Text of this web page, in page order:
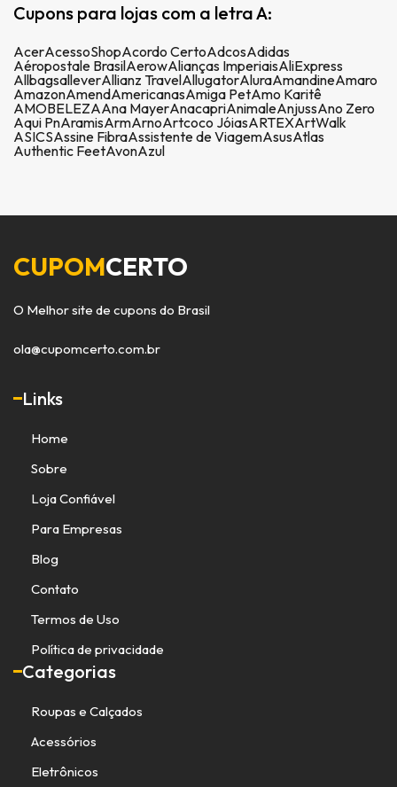
Cupons para lojas com a letra A:
AcerAcessoShopAcordo CertoAdcosAdidas
Aéropostale BrasilAerowAlianças ImperiaisAliExpress
AllbagsalleverAllianz TravelAllugatorAluraAmandineAmaro
AmazonAmendAmericanasAmiga PetAmo Karitê
AMOBELEZAAna MayerAnacapriAnimaleAnjussAno Zero
Aqui PnAramisArmArnoArtcoco JóiasARTEXArtWalk
ASICSAssine FibraAssistente de ViagemAsusAtlas
Authentic FeetAvonAzul
CUPOMCERTO
O Melhor site de cupons do Brasil
ola@cupomcerto.com.br
Links
Home
Sobre
Loja Confiável
Para Empresas
Blog
Contato
Termos de Uso
Política de privacidade
Categorias
Roupas e Calçados
Acessórios
Eletrônicos